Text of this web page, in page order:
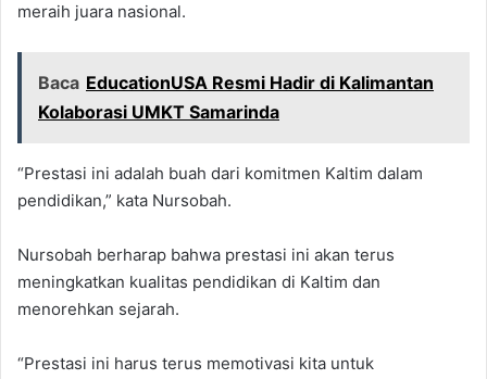
meraih juara nasional.
Baca EducationUSA Resmi Hadir di Kalimantan
Kolaborasi UMKT Samarinda
“Prestasi ini adalah buah dari komitmen Kaltim dalam
pendidikan,” kata Nursobah.
Nursobah berharap bahwa prestasi ini akan terus
meningkatkan kualitas pendidikan di Kaltim dan
menorehkan sejarah.
“Prestasi ini harus terus memotivasi kita untuk